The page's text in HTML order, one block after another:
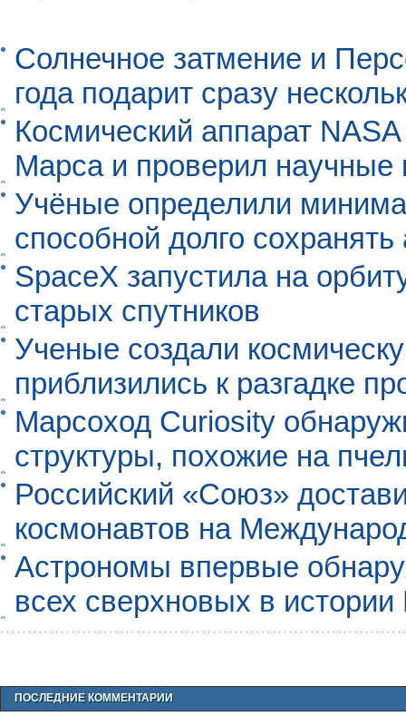
Солнечное затмение и
года подарит сразу
Космический аппарат
Марса и проверил научные
Учёные определили
способной долго
SpaceX запустила на
старых спутников
Ученые создали
приблизились к разгадке
Марсоход Curiosity
структуры, похожие на
Российский «Союз»
космонавтов на
Астрономы впервые
всех сверхновых в
ПОСЛЕДНИЕ КОММЕНТАРИИ